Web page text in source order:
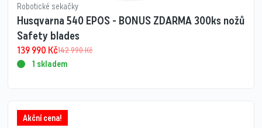
Robotické sekačky
Husqvarna 540 EPOS - BONUS ZDARMA 300ks nožů
Safety blades
142 990Kč
139 990 Kč
1 skladem
Akční cena!